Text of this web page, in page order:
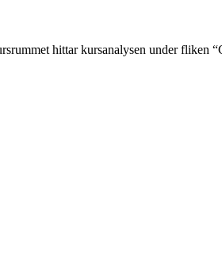
hittar kursanalysen under fliken